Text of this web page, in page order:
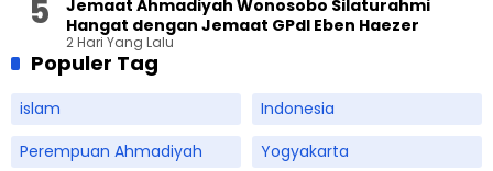
Jemaat Ahmadiyah Wonosobo Silaturahmi
Hangat dengan Jemaat GPdI Eben Haezer
2 Hari Yang Lalu
Populer Tag
islam
Indonesia
Perempuan Ahmadiyah
Yogyakarta